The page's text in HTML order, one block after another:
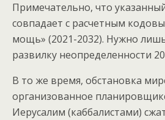
Примечательно, что
совпадает с расчетным
мощь» (2021-2032). Нужно
развилку неопределенности
В то же время, обстановка
организованное
Иерусалим (каббалистами)